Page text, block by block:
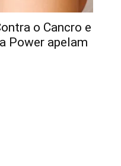
o Cancro e
Power apelam